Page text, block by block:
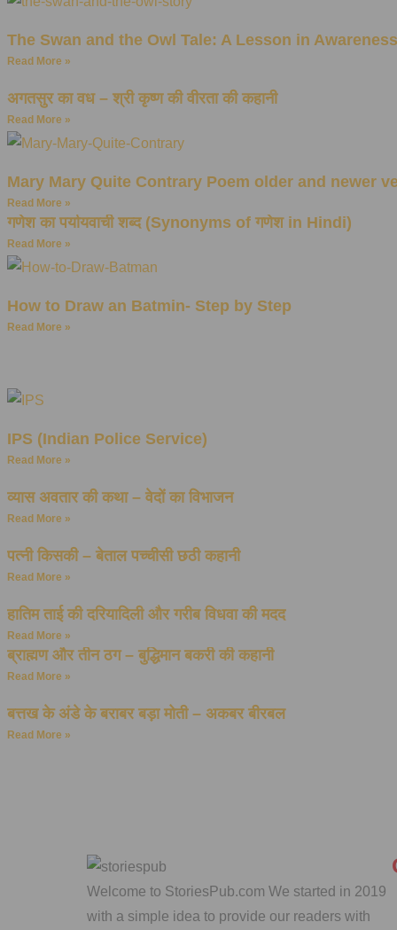
The Swan and the Owl Tale: A Lesson in Awareness
Read More »
अगतसुर का वध – श्री कृष्ण की वीरता की कहानी
Read More »
Mary Mary Quite Contrary Poem older and newer
Read More »
गणेश का पर्यायवाची शब्द (Synonyms of गणेश in Hindi)
Read More »
How to Draw an Batmin- Step by Step
Read More »
IPS (Indian Police Service)
Read More »
व्यास अवतार की कथा – वेदों का विभाजन
Read More »
पत्नी किसकी – बेताल पच्चीसी छठी कहानी
Read More »
हातिम ताई की दरियादिली और गरीब विधवा की मदद
Read More »
ब्राह्मण और तीन ठग – बुद्धिमान बकरी की कहानी
Read More »
बत्तख के अंडे के बराबर बड़ा मोती – अकबर बीरबल
Read More »
Welcome to StoriesPub.com We started in 2019
with a simple idea to provide our readers with